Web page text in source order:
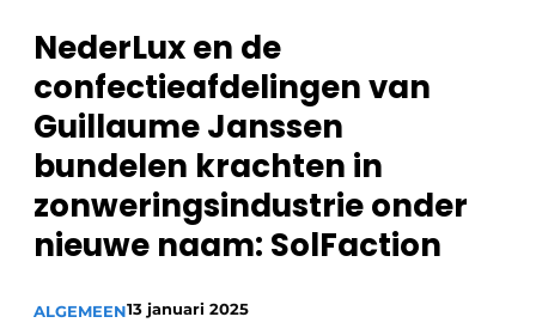
NederLux en de
confectieafdelingen van
Guillaume Janssen
bundelen krachten in
zonweringsindustrie onder
nieuwe naam: SolFaction
ALGEMEEN13 januari 2025